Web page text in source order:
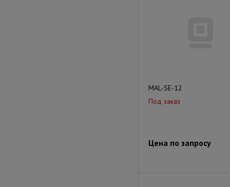
MAL-SE-12
Под заказ
Цена по запросу